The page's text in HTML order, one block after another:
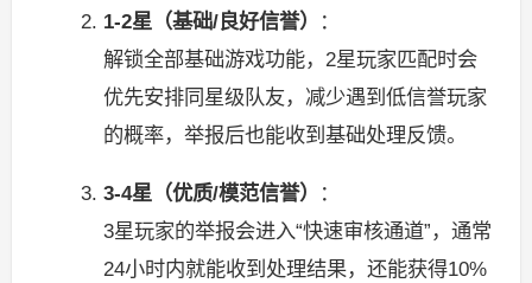
1-2星（基础/良好信誉）
：
解锁全部基础游戏功能，2星玩家匹配时会
优先安排同星级队友，减少遇到低信誉玩家
的概率，举报后也能收到基础处理反馈。
3-4星（优质/模范信誉）
：
3星玩家的举报会进入“快速审核通道”，通常
24小时内就能收到处理结果，还能获得10%